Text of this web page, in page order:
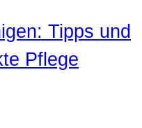
Tipps und
Pflege